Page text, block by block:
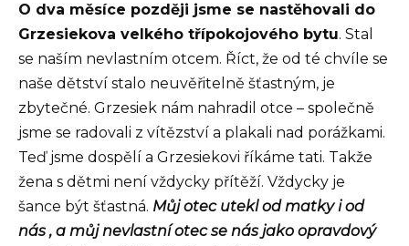
O dva měsíce později jsme se nastěhovali do
Grzesiekova velkého třípokojového bytu. Stal
se naším nevlastním otcem. Říct, že od té chvíle se
naše dětství stalo neuvěřitelně šťastným, je
zbytečné. Grzesiek nám nahradil otce – společně
jsme se radovali z vítězství a plakali nad porážkami.
Teď jsme dospělí a Grzesiekovi říkáme tati. Takže
žena s dětmi není vždycky přítěží. Vždycky je
šance být šťastná. Můj otec utekl od matky i od
nás , a můj nevlastní otec se nás jako opravdový